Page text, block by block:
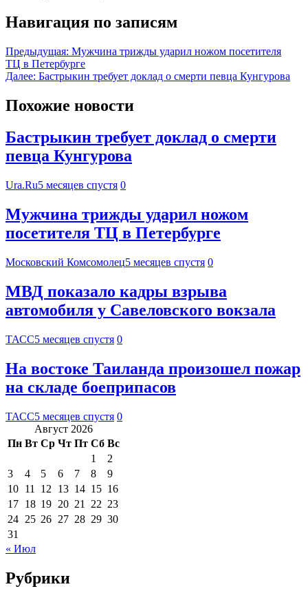
Навигация по записям
Предыдущая: Мужчина трижды ударил ножом посетителя
ТЦ в Петербурге
Далее: Бастрыкин требует доклад о смерти певца Кунгурова
Похожие новости
Бастрыкин требует доклад о смерти
певца Кунгурова
Ura.Ru5 месяцев спустя 0
Мужчина трижды ударил ножом
посетителя ТЦ в Петербурге
Московский Комсомолец5 месяцев спустя 0
МВД показало кадры взрыва
автомобиля у Савеловского вокзала
ТАСС5 месяцев спустя 0
На востоке Таиланда произошел пожар
на складе боеприпасов
ТАСС5 месяцев спустя 0
Август 2026
Пн Вт Ср Чт Пт Сб Вс
1
2
3
4 5 6 7 8
9
10 11 12 13 14 15 16
17 18 19 20 21 22 23
24 25 26 27 28 29 30
31
« Июл
Рубрики